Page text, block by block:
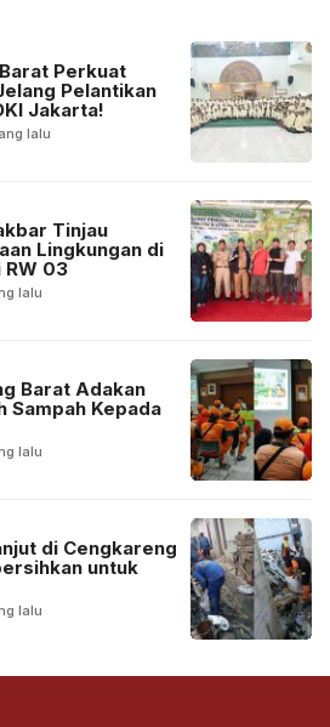
lalu
Perkuat
Pelantikan
Jakarta!
lalu
Tinjau
Lingkungan di
RW 03
lalu
Barat Adakan
Sampah Kepada
lalu
di Cengkareng
untuk